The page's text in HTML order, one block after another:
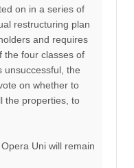
on in a series of
restructuring plan
and requires
the four classes of
unsuccessful, the
on whether to
the properties, to
Uni will remain